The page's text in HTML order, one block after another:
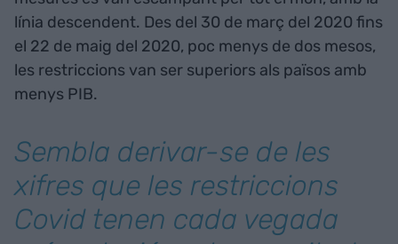
línia descendent. Des del 30 de març del 2020 fins
el 22 de maig del 2020, poc menys de dos mesos,
les restriccions van ser superiors als països amb
menys PIB.
Sembla derivar-se de les
xifres que les restriccions
Covid tenen cada vegada